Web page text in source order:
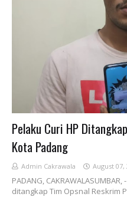
Pelaku Curi HP
Kota Padang
Admin Cakrawala August 07,
PADANG,
ditangkap Tim Opsnal Reskrim